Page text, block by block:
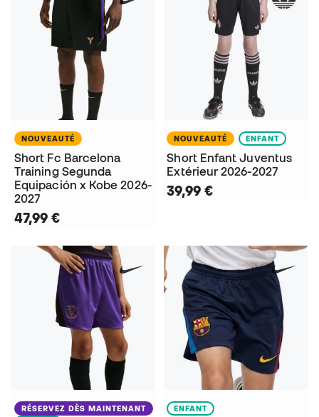
NOUVEAUTÉ
Short Fc Barcelona
Training Segunda
Equipación x Kobe 2026-
2027
47,99 €
NOUVEAUTÉ ENFANT
Short Enfant Juventus
Extérieur 2026-2027
39,99 €
RÉSERVEZ DÈS MAINTENANT
ENFANT